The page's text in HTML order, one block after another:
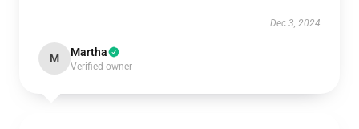
Dec 3, 2024
M Martha
Verified owner